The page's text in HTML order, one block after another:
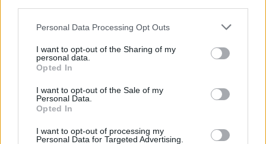
Personal Data Processing Opt Outs
I want to opt-out of the Sharing of my
personal data.
Opted In
I want to opt-out of the Sale of my
Personal Data.
Opted In
I want to opt-out of processing my
Personal Data for Targeted Advertising.
ΣΧΕΤΙΚA AΡΘΡΑ
Ο Νετανιάχου απορρίπτει το σχέδιο Τραμπ για τη Γάζα